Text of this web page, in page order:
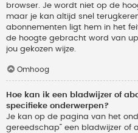
browser. Je wordt niet op de
maar je kan altijd snel
abonnementen ligt hem in het
de hoogte gebracht word van
jou gekozen wijze.
Omhoog
Hoe kan ik een bladwijzer of
specifieke onderwerpen?
Je kan op de pagina van het
gereedschap” een bladwijzer of